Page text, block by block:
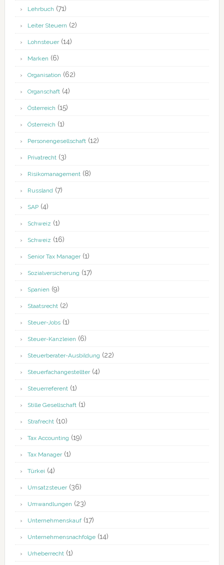
Lehrbuch (71)
Leiter Steuern (2)
Lohnsteuer(14)
Marken (6)
Organisation (62)
Organschaft(4)
Österreich (15)
Österreich (1)
Personengesellschaft(12)
Privatrecht(3)
Risikomanagement(8)
Russland(7)
SAP(4)
Schweiz (1)
Schweiz (16)
Senior Tax Manager(1)
Sozialversicherung (17)
Spanien (9)
Staatsrecht(2)
Steuer-Jobs(1)
Steuer-Kanzleien (6)
Steuerberater-Ausbildung (22)
Steuerfachangestellter(4)
Steuerreferent(1)
Stille Gesellschaft(1)
Strafrecht(10)
Tax Accounting (19)
Tax Manager(1)
Türkei (4)
Umsatzsteuer(36)
Umwandlungen (23)
Unternehmenskauf(17)
Unternehmensnachfolge(14)
Urheberrecht(1)